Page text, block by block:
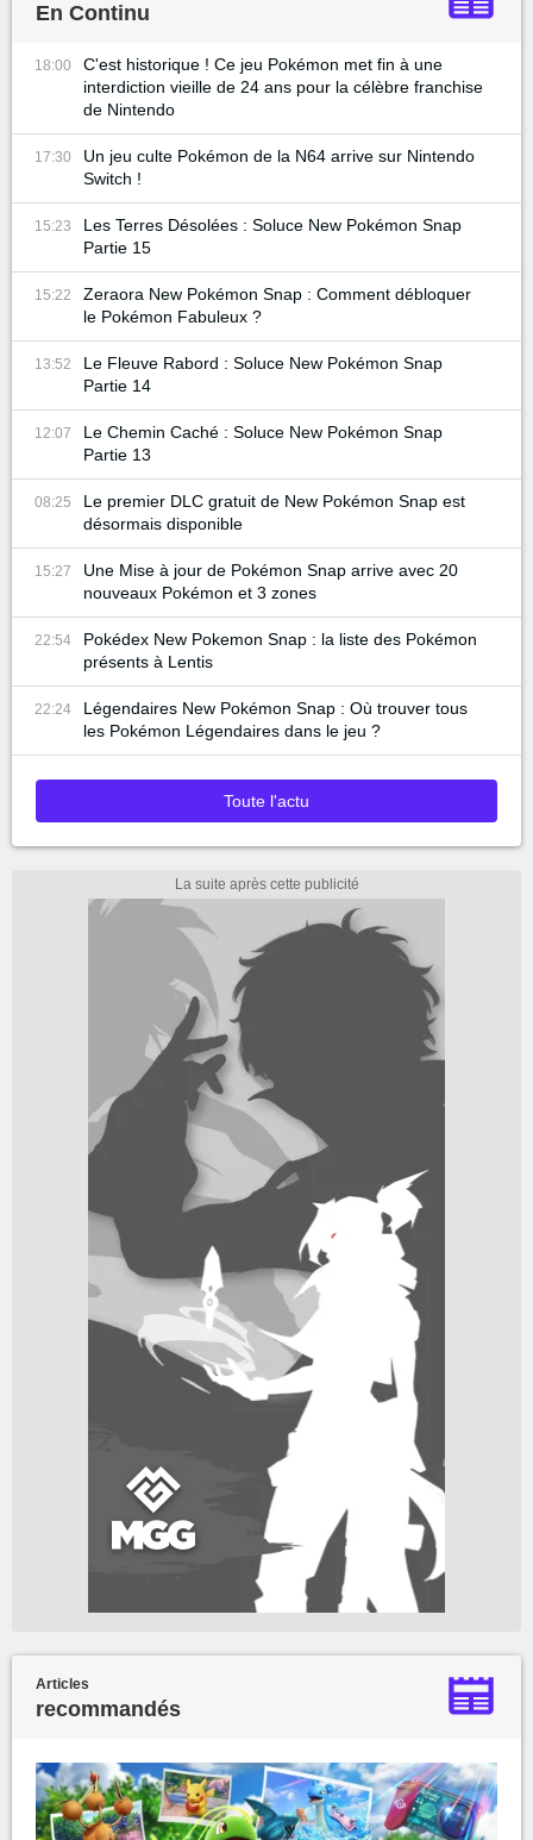
En Continu
18:00
C'est historique ! Ce jeu Pokémon met fin à une
interdiction vieille de 24 ans pour la célèbre franchise
de Nintendo
17:30
Un jeu culte Pokémon de la N64 arrive sur Nintendo
Switch !
15:23
Les Terres Désolées : Soluce New Pokémon Snap
Partie 15
15:22
Zeraora New Pokémon Snap : Comment débloquer
le Pokémon Fabuleux ?
13:52
Le Fleuve Rabord : Soluce New Pokémon Snap
Partie 14
12:07
Le Chemin Caché : Soluce New Pokémon Snap
Partie 13
08:25
Le premier DLC gratuit de New Pokémon Snap est
désormais disponible
15:27
Une Mise à jour de Pokémon Snap arrive avec 20
nouveaux Pokémon et 3 zones
22:54
Pokédex New Pokemon Snap : la liste des Pokémon
présents à Lentis
22:24
Légendaires New Pokémon Snap : Où trouver tous
les Pokémon Légendaires dans le jeu ?
Toute l'actu
Articles
recommandés